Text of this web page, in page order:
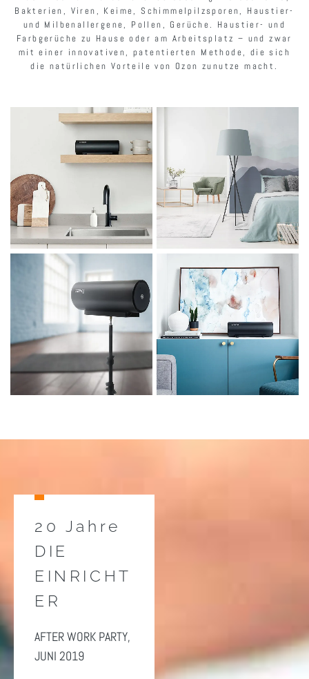
Bakterien, Viren, Keime, Schimmelpilzsporen, Haustier-
und Milbenallergene, Pollen, Gerüche. Haustier- und
Farbgerüche zu Hause oder am Arbeitsplatz – und zwar
mit einer innovativen, patentierten Methode, die sich
die natürlichen Vorteile von Ozon zunutze macht.
20 Jahre
DIE
EINRICHT
ER
AFTER WORK PARTY,
JUNI 2019